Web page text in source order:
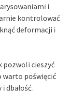
i
kontrolować
deformacji i
pozwoli cieszyć
warto poświęcić
dbałość.